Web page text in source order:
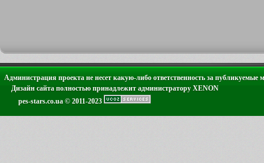
Администрация проекта не несет какую-либо ответственность за публикуемые
Дизайн сайта полностью принадлежит администратору XENON
pes-stars.co.ua © 2011-2023